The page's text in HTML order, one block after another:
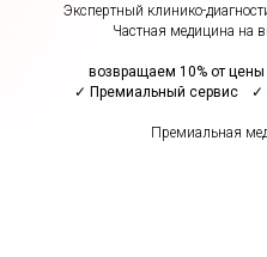
Экспертный клинико-
Частная медицина на
возвращаем 10% от
✓ Премиальный сервис
✓
Премиальная